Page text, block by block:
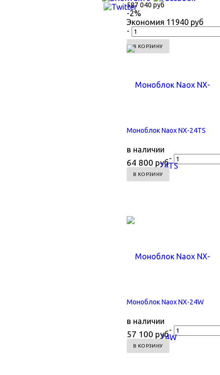
587 040 руб
-2%
Экономия 11940 руб
-
Моноблок Naox NX-24TS
в наличии
64 800 руб-
Моноблок Naox NX-24W
в наличии
57 100 руб-